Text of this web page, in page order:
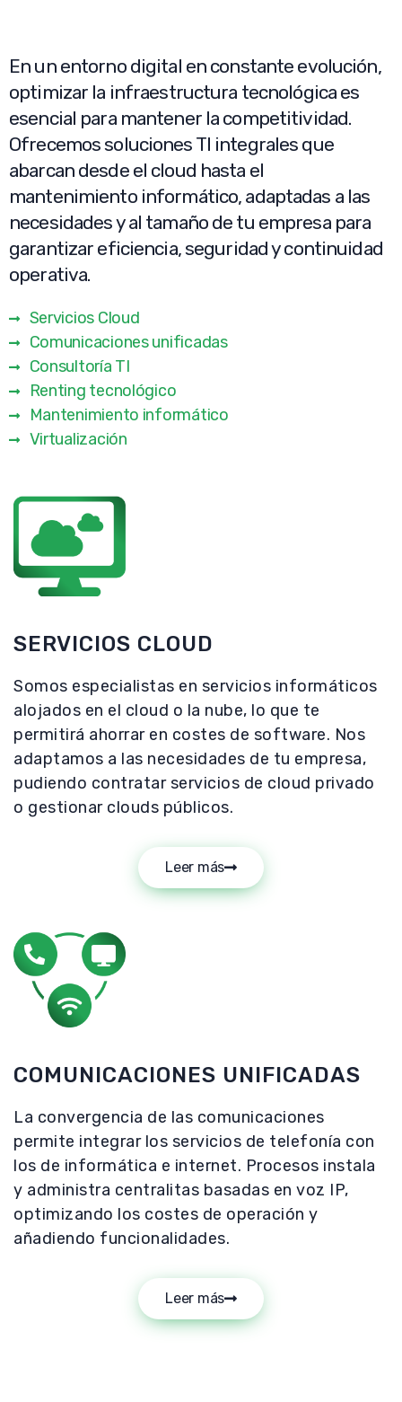
En un entorno digital en constante evolución,
optimizar la infraestructura tecnológica es
esencial para mantener la competitividad.
Ofrecemos soluciones TI integrales que
abarcan desde el cloud hasta el
mantenimiento informático, adaptadas a las
necesidades y al tamaño de tu empresa para
garantizar eficiencia, seguridad y continuidad
operativa.
Servicios Cloud
Comunicaciones unificadas
Consultoría TI
Renting tecnológico
Mantenimiento informático
Virtualización
SERVICIOS CLOUD
Somos especialistas en servicios informáticos
alojados en el cloud o la nube, lo que te
permitirá ahorrar en costes de software. Nos
adaptamos a las necesidades de tu empresa,
pudiendo contratar servicios de cloud privado
o gestionar clouds públicos.
Leer más
COMUNICACIONES UNIFICADAS
La convergencia de las comunicaciones
permite integrar los servicios de telefonía con
los de informática e internet. Procesos instala
y administra centralitas basadas en voz IP,
optimizando los costes de operación y
añadiendo funcionalidades.
Leer más